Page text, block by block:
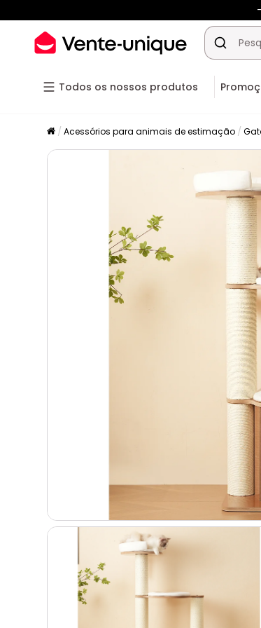
Todos os nossos produtos
Acessórios para animais de estimação